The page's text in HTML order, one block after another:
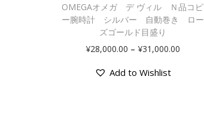
OMEGAオメガ デ ヴィル Ｎ品コピ
ー腕時計 シルバー 自動巻き ロー
ズゴールド目盛り
¥28,000.00 – ¥31,000.00
Add to Wishlist